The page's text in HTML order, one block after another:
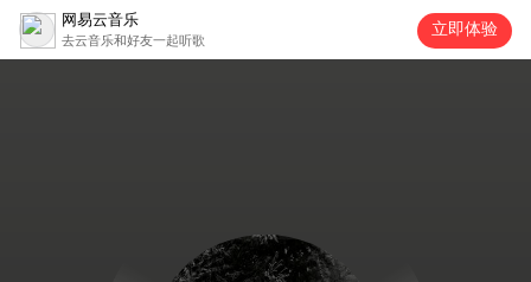
网易云音乐
去云音乐和好友一起听歌
立即体验